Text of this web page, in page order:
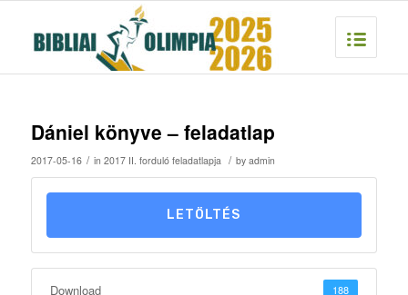
Dániel könyve – feladatlap
2017-05-16 / in 2017 II. forduló feladatlapja / by admin
LETÖLTÉS
Download 188